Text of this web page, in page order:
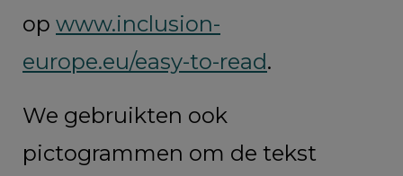
op www.inclusion-
europe.eu/easy-to-read.
We gebruikten ook
pictogrammen om de tekst